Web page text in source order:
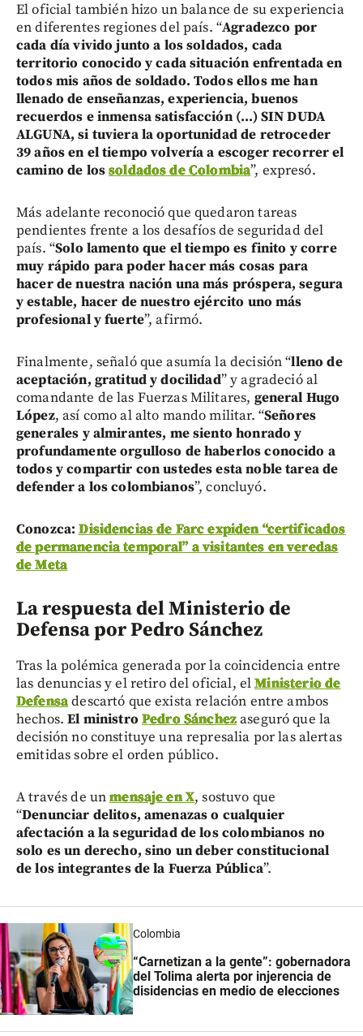
El oficial también hizo un balance de su experiencia
en diferentes regiones del país. “Agradezco por
cada día vivido junto a los soldados, cada
territorio conocido y cada situación enfrentada en
todos mis años de soldado. Todos ellos me han
llenado de enseñanzas, experiencia, buenos
recuerdos e inmensa satisfacción (...)SIN DUDA
ALGUNA, si tuviera la oportunidad de retroceder
39 años en el tiempo volvería a escoger recorrer el
camino de lossoldados de Colombia”, expresó.
Más adelante reconoció que quedaron tareas
pendientes frente a los desafíos de seguridad del
país. “Solo lamento que el tiempo es finito y corre
muy rápido para poder hacer más cosas para
hacer de nuestra nación una más próspera, segura
y estable, hacer de nuestro ejército uno más
profesional y fuerte”, afirmó.
Finalmente, señaló que asumía la decisión “lleno de
aceptación, gratitud y docilidad” y agradeció al
comandante de las Fuerzas Militares, general Hugo
López, así como al alto mando militar. “Señores
generales y almirantes, me siento honrado y
profundamente orgulloso de haberlos conocido a
todos y compartir con ustedes esta noble tarea de
defender a los colombianos”, concluyó.
Conozca:Disidencias de Farc expiden “certificados
de permanencia temporal” a visitantes en veredas
de Meta
La respuesta del Ministerio de
Defensa por Pedro Sánchez
Tras la polémica generada por la coincidencia entre
las denuncias y el retiro del oficial, elMinisterio de
Defensadescartó que exista relación entre ambos
hechos. El ministroPedro Sánchezaseguró que la
decisión no constituye una represalia por las alertas
emitidas sobre el orden público.
A través de unmensaje en X, sostuvo que
“Denunciar delitos, amenazas o cualquier
afectación a la seguridad de los colombianos no
solo es un derecho, sino un deber constitucional
de los integrantes de la Fuerza Pública”.
Colombia
“Carnetizan a la gente”: gobernadora
del Tolima alerta por injerencia de
disidencias en medio de elecciones